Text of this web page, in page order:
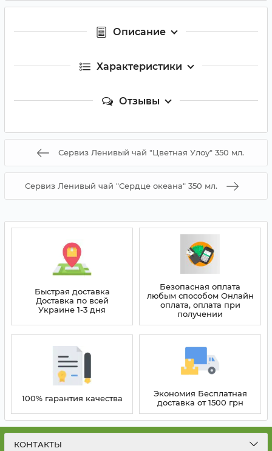
Описание
Характеристики
Отзывы
Сервиз Ленивый чай "Цветная Улоу" 350 мл.
Сервиз Ленивый чай "Сердце океана" 350 мл.
Быстрая доставка
Доставка по всей
Украине 1-3 дня
Безопасная оплата
любым способом Онлайн
оплата, оплата при
получении
100% гарантия качества
Экономия Бесплатная
доставка от 1500 грн
КОНТАКТЫ